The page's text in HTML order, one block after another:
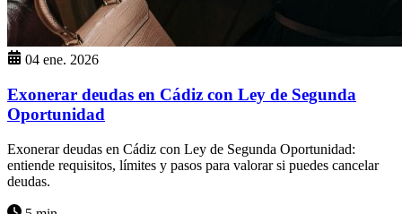
04 ene. 2026
Exonerar deudas en Cádiz con Ley de Segunda
Oportunidad
Exonerar deudas en Cádiz con Ley de Segunda Oportunidad:
entiende requisitos, límites y pasos para valorar si puedes cancelar
deudas.